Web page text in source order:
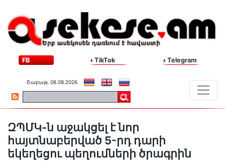
FB TikTok Telegram
Շաբաթ, 08.08.2026
ԶՊՄԿ-ն աջակցել է նոր
հայտնաբերված 5-րդ դարի
եկեղեցու պեղումների ծրագրին